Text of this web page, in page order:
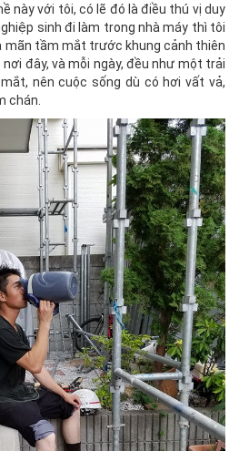
này với tôi, có lẽ đó là điều thú vị duy
sinh đi làm trong nhà máy thì tôi
mãn tầm mắt trước khung cảnh thiên
đây, và mỗi ngày, đều như một trải
nên cuộc sống dù có hơi vất vả,
chán.